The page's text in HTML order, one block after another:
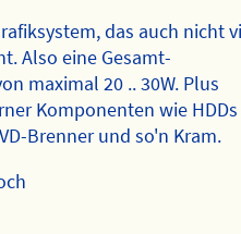
das auch nicht
Also eine Gesamt-
maximal 20 .. 30W. Plus
Komponenten wie HDDs
Brenner und so'n Kram.